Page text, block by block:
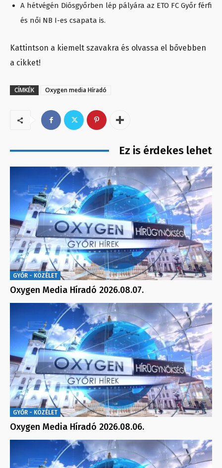
A hétvégén Diósgyőrben lép pályára az ETO FC Győr férfi
és női NB I-es csapata is.
Kattintson a kiemelt szavakra és olvassa el bővebben
a cikket!
CÍMKÉK Oxygen media Híradó
Ez is érdekes lehet
GYŐR - KÖZÉLET
Oxygen Media Híradó 2026.08.07.
GYŐR - KÖZÉLET
Oxygen Media Híradó 2026.08.06.